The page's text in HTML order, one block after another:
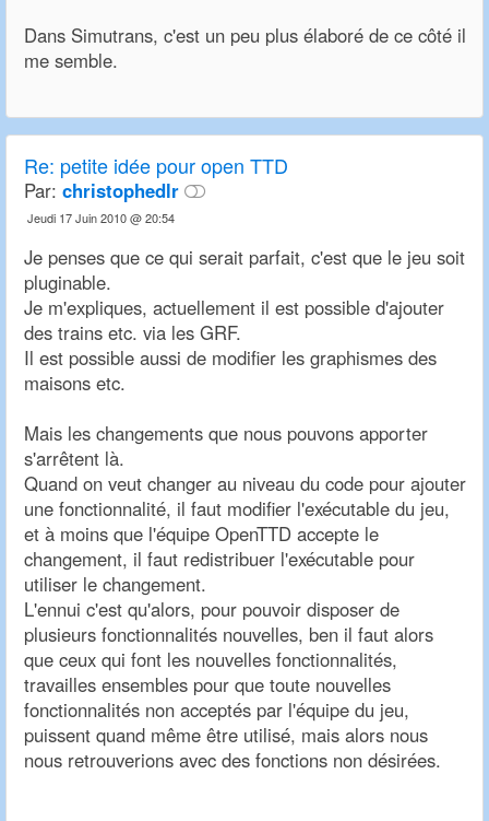
Dans Simutrans, c'est un peu plus élaboré de ce côté il
me semble.
Re: petite idée pour open TTD
Par: christophedlr
Jeudi 17 Juin 2010 @ 20:54
Je penses que ce qui serait parfait, c'est que le jeu soit
pluginable.
Je m'expliques, actuellement il est possible d'ajouter
des trains etc. via les GRF.
Il est possible aussi de modifier les graphismes des
maisons etc.
Mais les changements que nous pouvons apporter
s'arrêtent là.
Quand on veut changer au niveau du code pour ajouter
une fonctionnalité, il faut modifier l'exécutable du jeu,
et à moins que l'équipe OpenTTD accepte le
changement, il faut redistribuer l'exécutable pour
utiliser le changement.
L'ennui c'est qu'alors, pour pouvoir disposer de
plusieurs fonctionnalités nouvelles, ben il faut alors
que ceux qui font les nouvelles fonctionnalités,
travailles ensembles pour que toute nouvelles
fonctionnalités non acceptés par l'équipe du jeu,
puissent quand même être utilisé, mais alors nous
nous retrouverions avec des fonctions non désirées.